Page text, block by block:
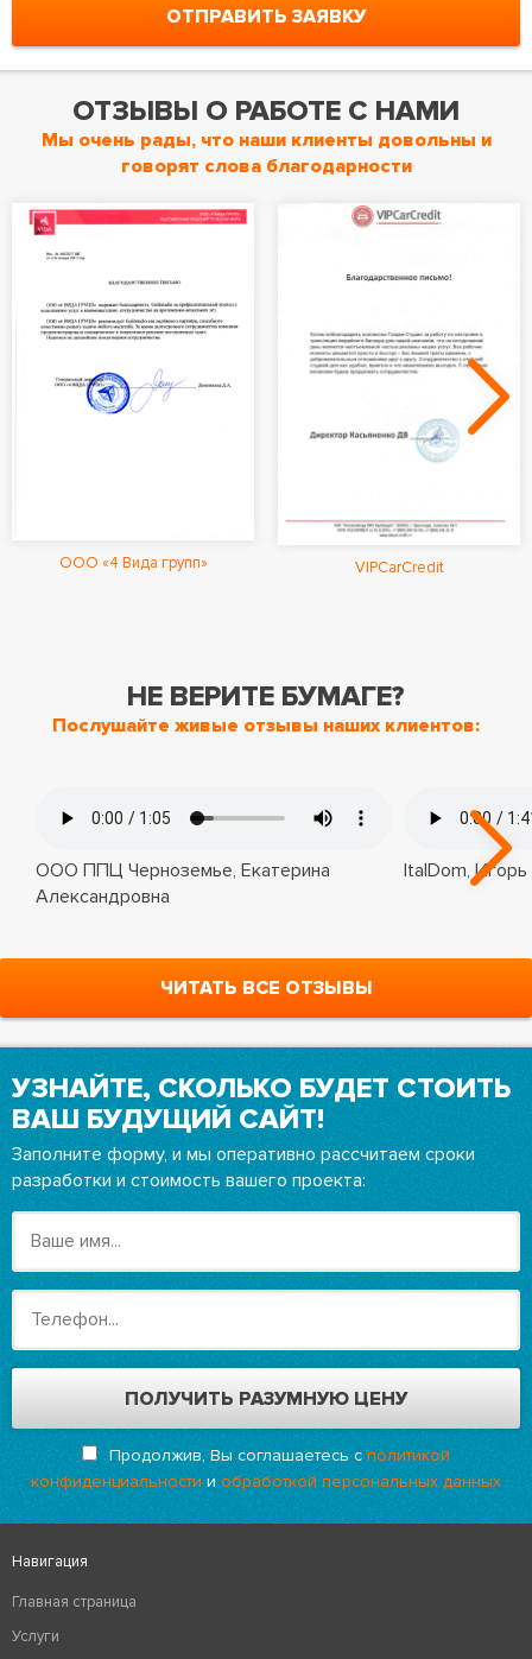
ОТПРАВИТЬ ЗАЯВКУ
ОТЗЫВЫ О РАБОТЕ С НАМИ
Мы очень рады, что наши клиенты довольны и
говорят слова благодарности
ООО «4 Вида групп» VIPCarCredit
НЕ ВЕРИТЕ БУМАГЕ?
Послушайте живые отзывы наших клиентов:
ООО ППЦ Черноземье, Екатерина
Александровна
ItalDom, Игорь
ЧИТАТЬ ВСЕ ОТЗЫВЫ
УЗНАЙТЕ, СКОЛЬКО БУДЕТ СТОИТЬ
ВАШ БУДУЩИЙ САЙТ!
Заполните форму, и мы оперативно рассчитаем сроки
разработки и стоимость вашего проекта:
Продолжив, Вы соглашаетесь с политикой
конфиденциальности и обработкой персональных данных
Навигация
Главная страница
Услуги